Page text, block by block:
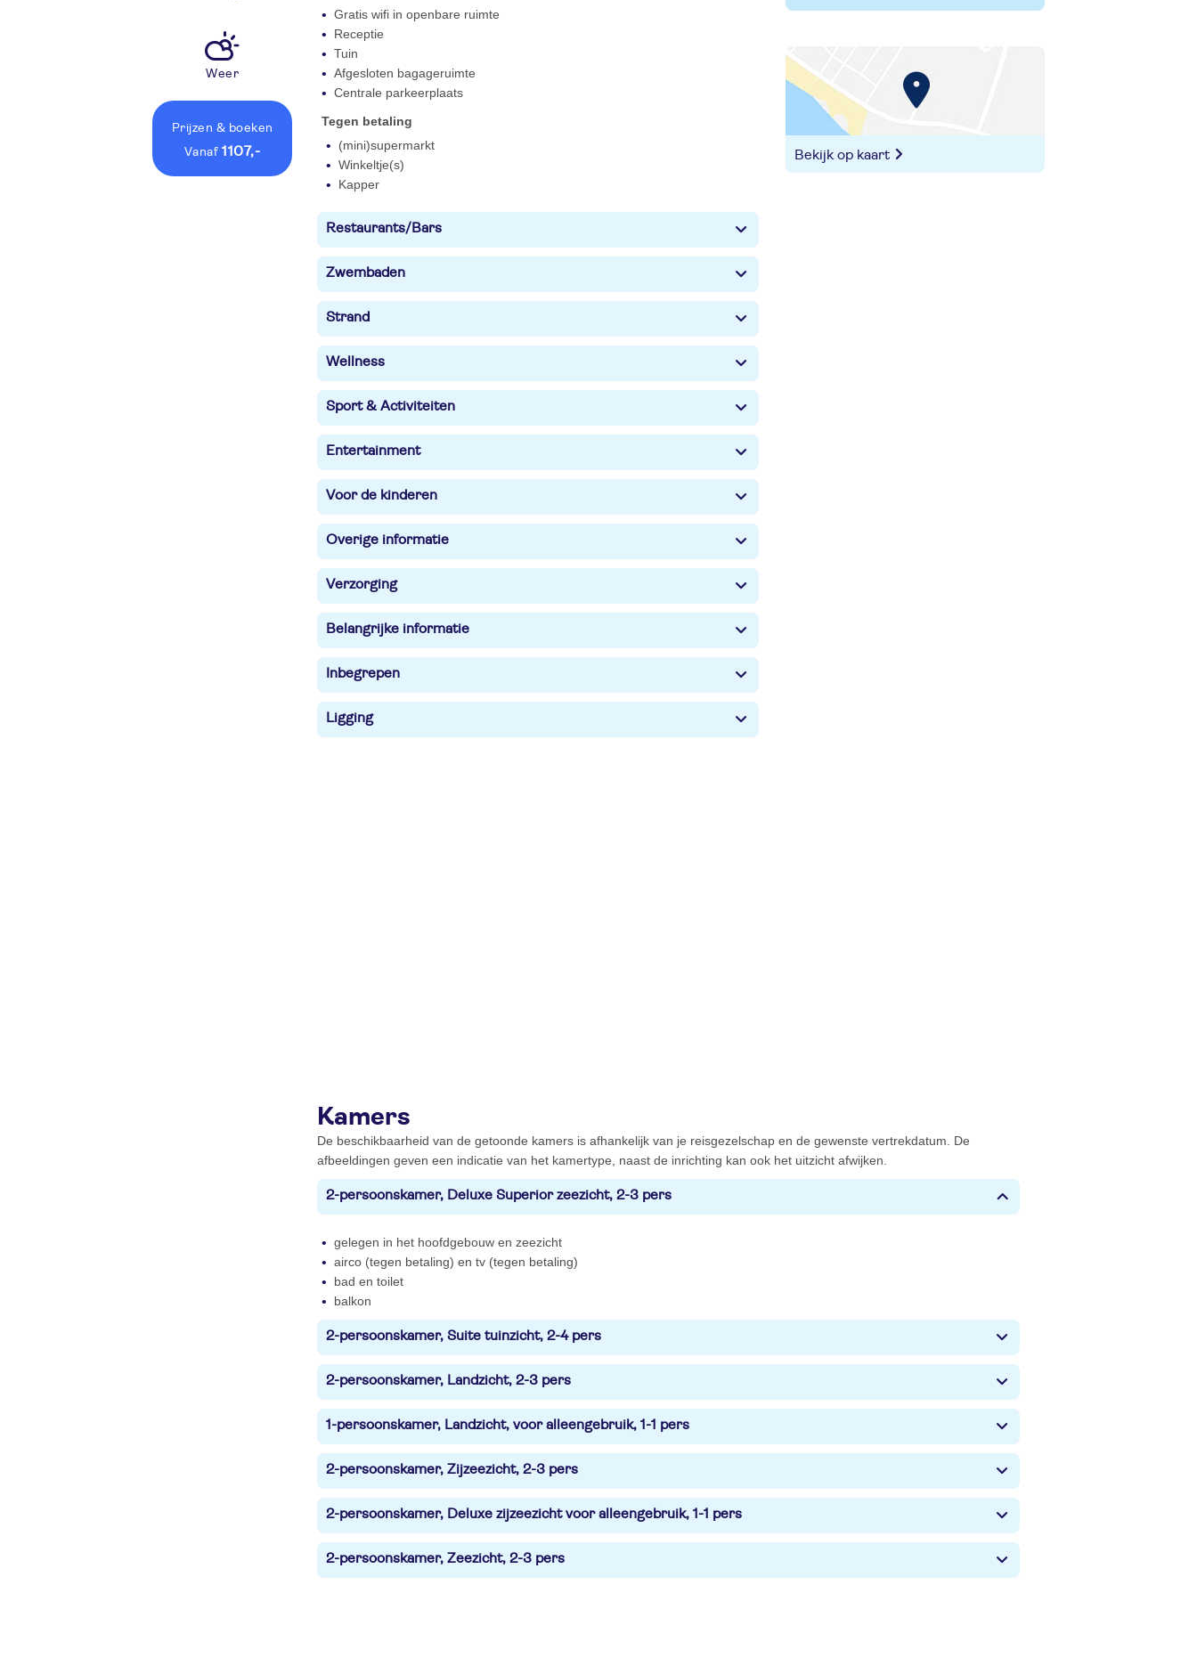
Weer
Prijzen & boeken
vanaf 1107,-
Gratis wifi in openbare ruimte
Receptie
Tuin
Afgesloten bagageruimte
Centrale parkeerplaats
Tegen betaling
(mini)supermarkt
Winkeltje(s)
Kapper
Restaurants/Bars
Zwembaden
Strand
Wellness
Sport & Activiteiten
Entertainment
Voor de kinderen
Overige informatie
Verzorging
Belangrijke informatie
Inbegrepen
Ligging
Bekijk op kaart
Kamers
De beschikbaarheid van de getoonde kamers is afhankelijk van je reisgezelschap en de gewenste vertrekdatum. De
afbeeldingen geven een indicatie van het kamertype, naast de inrichting kan ook het uitzicht afwijken.
2-persoonskamer, Deluxe Superior zeezicht, 2-3 pers
gelegen in het hoofdgebouw en zeezicht
airco (tegen betaling) en tv (tegen betaling)
bad en toilet
balkon
2-persoonskamer, Suite tuinzicht, 2-4 pers
2-persoonskamer, Landzicht, 2-3 pers
1-persoonskamer, Landzicht, voor alleengebruik, 1-1 pers
2-persoonskamer, Zijzeezicht, 2-3 pers
2-persoonskamer, Deluxe zijzeezicht voor alleengebruik, 1-1 pers
2-persoonskamer, Zeezicht, 2-3 pers